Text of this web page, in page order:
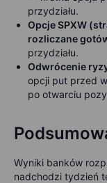
przydziału.
Opcje SPXW
rozliczane
przydziału.
Odwrócenie
opcji put przed
po otwarciu
Wyniki banków
nadchodzi tydzień